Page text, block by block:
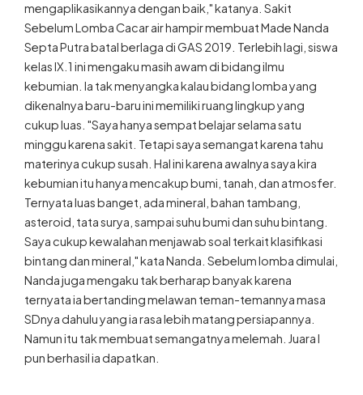
mengaplikasikannya dengan baik," katanya. Sakit
Sebelum Lomba Cacar air hampir membuat Made Nanda
Septa Putra batal berlaga di GAS 2019. Terlebih lagi, siswa
kelas IX.1 ini mengaku masih awam di bidang ilmu
kebumian. Ia tak menyangka kalau bidang lomba yang
dikenalnya baru-baru ini memiliki ruang lingkup yang
cukup luas. "Saya hanya sempat belajar selama satu
minggu karena sakit. Tetapi saya semangat karena tahu
materinya cukup susah. Hal ini karena awalnya saya kira
kebumian itu hanya mencakup bumi, tanah, dan atmosfer.
Ternyata luas banget, ada mineral, bahan tambang,
asteroid, tata surya, sampai suhu bumi dan suhu bintang.
Saya cukup kewalahan menjawab soal terkait klasifikasi
bintang dan mineral," kata Nanda. Sebelum lomba dimulai,
Nanda juga mengaku tak berharap banyak karena
ternyata ia bertanding melawan teman-temannya masa
SDnya dahulu yang ia rasa lebih matang persiapannya.
Namun itu tak membuat semangatnya melemah. Juara I
pun berhasil ia dapatkan.